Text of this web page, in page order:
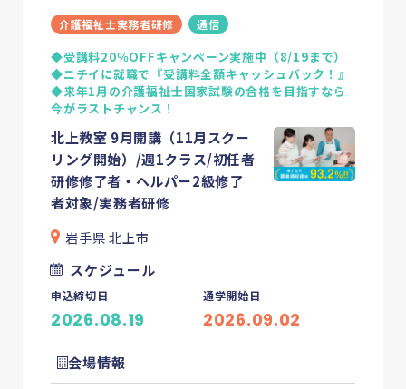
介護福祉士実務者研修 通信
◆受講料20％OFFキャンペーン実施中（8/19まで）
◆ニチイに就職で『受講料全額キャッシュバック！』
◆来年1月の介護福祉士国家試験の合格を目指すなら
今がラストチャンス！
北上教室 9月開講（11月スクー
リング開始）/週1クラス/初任者
研修修了者・ヘルパー2級修了
者対象/実務者研修
岩手県 北上市
スケジュール
申込締切日
2026.08.19
通学開始日
2026.09.02
会場情報